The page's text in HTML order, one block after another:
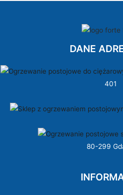
DANE
401
80-299